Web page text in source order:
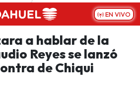
EN VIVO
a hablar de la
Reyes se lanzó
de Chiqui